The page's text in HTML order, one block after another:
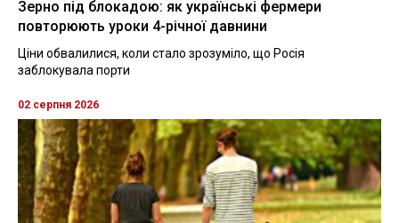
Зерно під блокадою: як українські фермери
повторюють уроки 4-річної давнини
Ціни обвалилися, коли стало зрозуміло, що Росія
заблокувала порти
02 серпня 2026